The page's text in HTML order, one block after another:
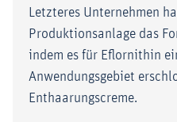
Letzteres Unternehmen
Produktionsanlage das
indem es für Eflornithin
Anwendungsgebiet
Enthaarungscreme.